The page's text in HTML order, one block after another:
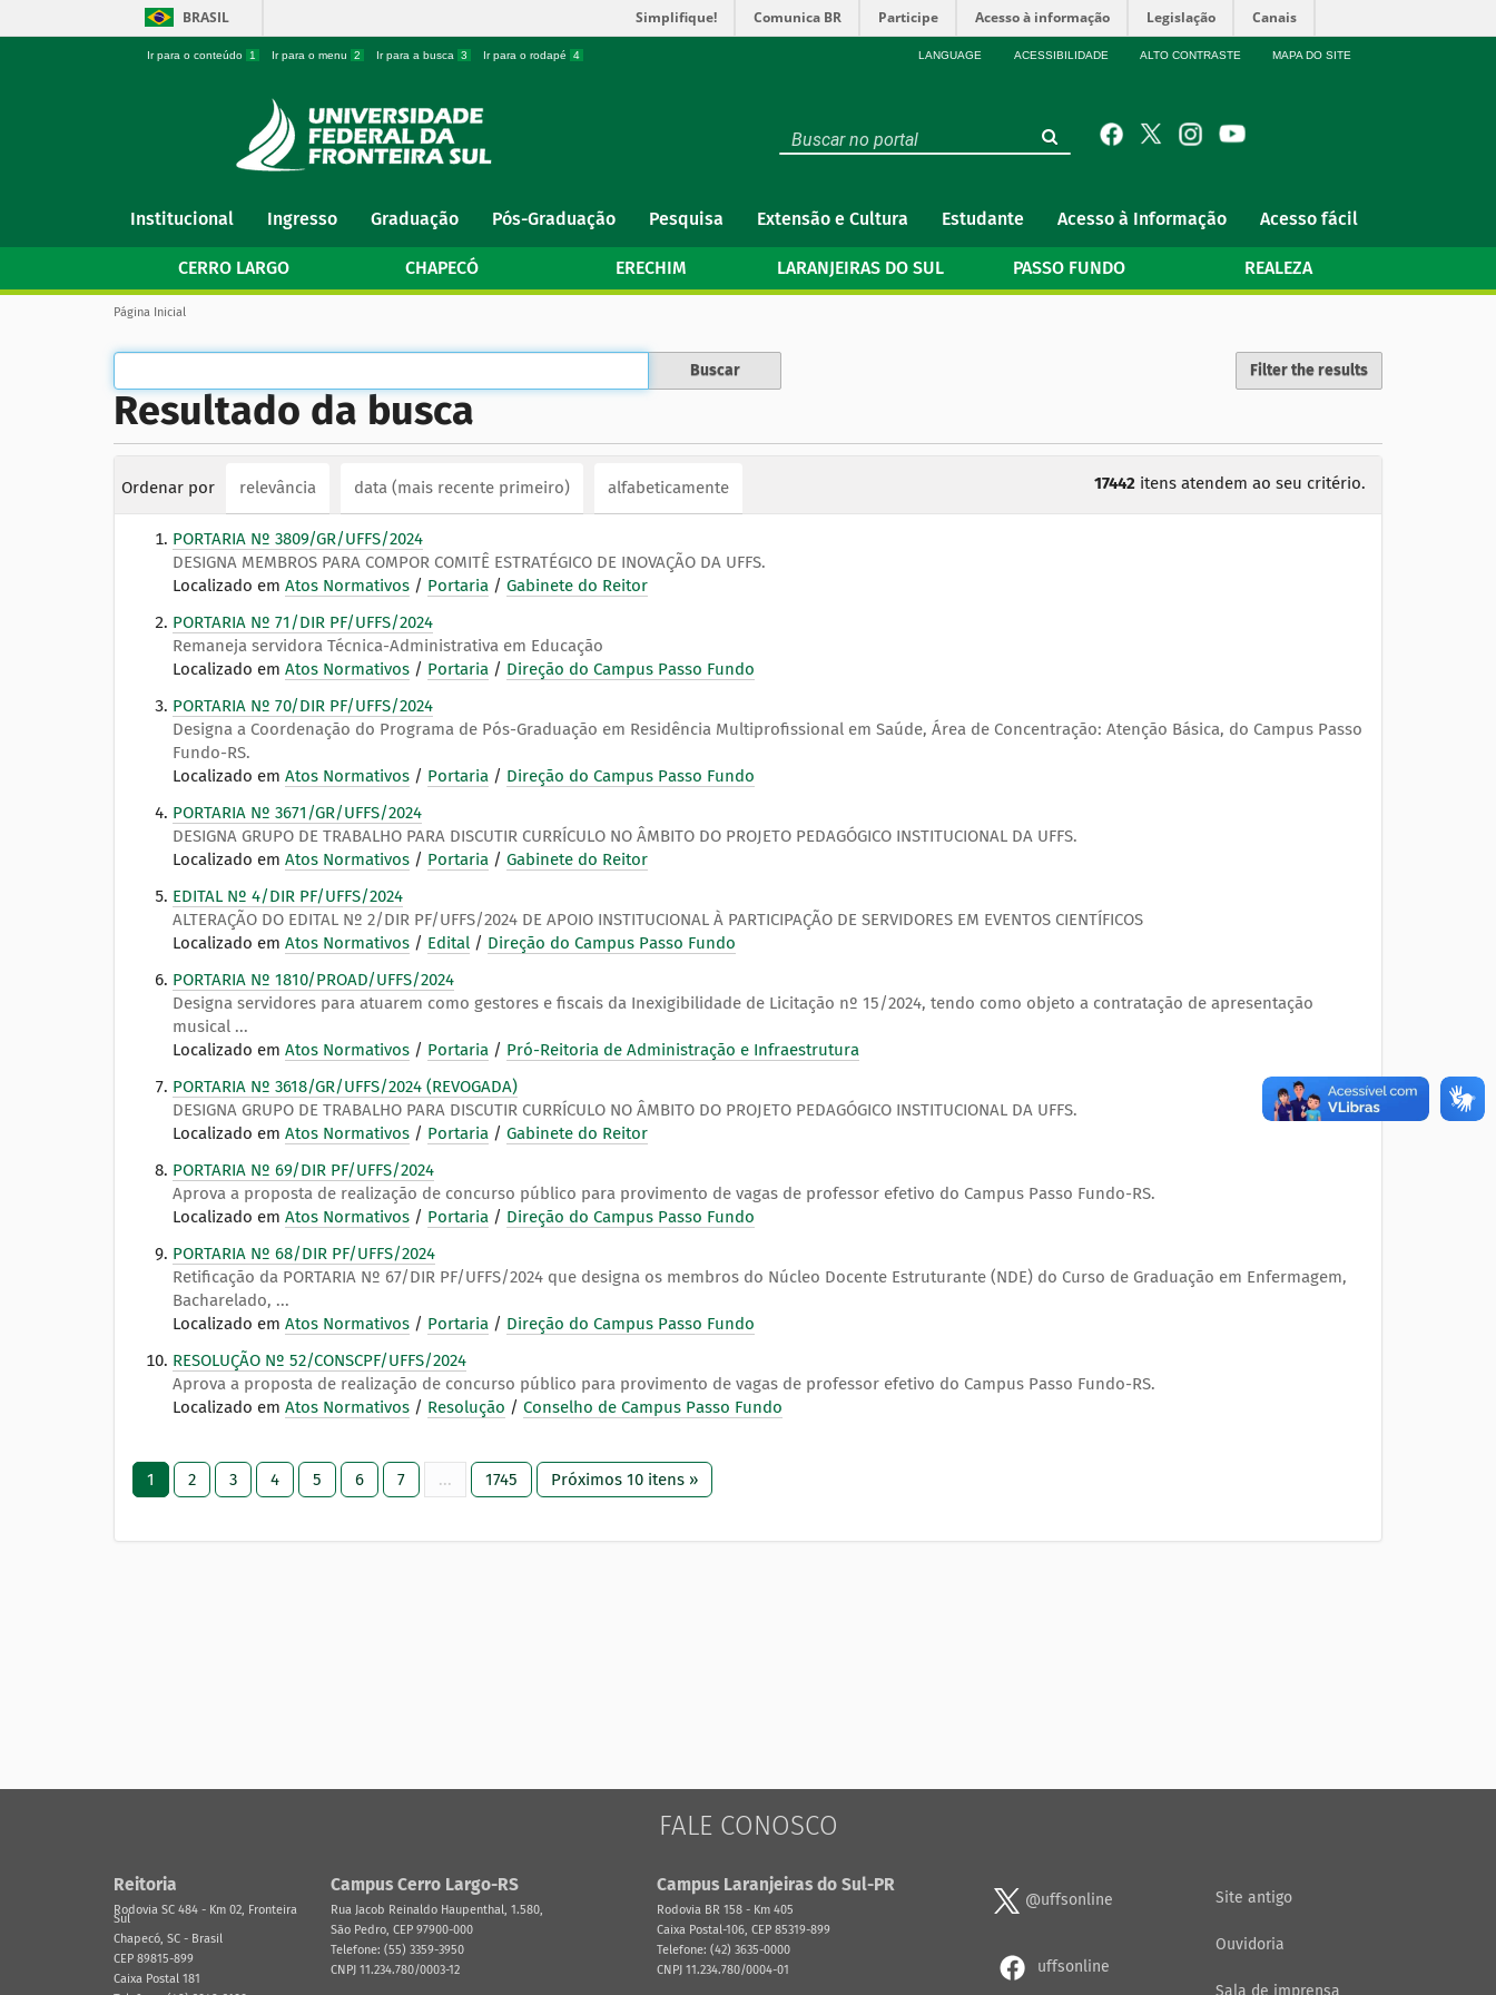
BRASIL Simplifique! Comunica BR Participe Acesso à informação Legislação Canais
Ir para o conteúdo 1 Ir para o menu 2 Ir para a busca 3 Ir para o rodapé 4 LANGUAGE ACESSIBILIDADE ALTO CONTRASTE MAPA DO SITE
v
g
Institucional Ingresso Graduação Pós-Graduação Pesquisa Extensão e Cultura Estudante Acesso à Informação Acesso fácil
CERRO LARGO CHAPECÓ ERECHIM LARANJEIRAS DO SUL PASSO FUNDO REALEZA
V
ê
s
á
a
:
Página Inicial
Filter the results
Resultado da busca
17442 itens atendem ao seu critério.
Ordenar por relevância data (mais recente primeiro) alfabeticamente
PORTARIA Nº 3809/GR/UFFS/2024
DESIGNA MEMBROS PARA COMPOR COMITÊ ESTRATÉGICO DE INOVAÇÃO DA UFFS.
Localizado em Atos Normativos / Portaria / Gabinete do Reitor
PORTARIA Nº 71/DIR PF/UFFS/2024
Remaneja servidora Técnica-Administrativa em Educação
Localizado em Atos Normativos / Portaria / Direção do Campus Passo Fundo
PORTARIA Nº 70/DIR PF/UFFS/2024
Designa a Coordenação do Programa de Pós-Graduação em Residência Multiprofissional em Saúde, Área de Concentração: Atenção Básica, do Campus Passo
Fundo-RS.
Localizado em Atos Normativos / Portaria / Direção do Campus Passo Fundo
PORTARIA Nº 3671/GR/UFFS/2024
DESIGNA GRUPO DE TRABALHO PARA DISCUTIR CURRÍCULO NO ÂMBITO DO PROJETO PEDAGÓGICO INSTITUCIONAL DA UFFS.
Localizado em Atos Normativos / Portaria / Gabinete do Reitor
EDITAL Nº 4/DIR PF/UFFS/2024
ALTERAÇÃO DO EDITAL Nº 2/DIR PF/UFFS/2024 DE APOIO INSTITUCIONAL À PARTICIPAÇÃO DE SERVIDORES EM EVENTOS CIENTÍFICOS
Localizado em Atos Normativos / Edital / Direção do Campus Passo Fundo
PORTARIA Nº 1810/PROAD/UFFS/2024
Designa servidores para atuarem como gestores e fiscais da Inexigibilidade de Licitação nº 15/2024, tendo como objeto a contratação de apresentação
musical ...
Localizado em Atos Normativos / Portaria / Pró-Reitoria de Administração e Infraestrutura
PORTARIA Nº 3618/GR/UFFS/2024 (REVOGADA)
DESIGNA GRUPO DE TRABALHO PARA DISCUTIR CURRÍCULO NO ÂMBITO DO PROJETO PEDAGÓGICO INSTITUCIONAL DA UFFS.
Localizado em Atos Normativos / Portaria / Gabinete do Reitor
PORTARIA Nº 69/DIR PF/UFFS/2024
Aprova a proposta de realização de concurso público para provimento de vagas de professor efetivo do Campus Passo Fundo-RS.
Localizado em Atos Normativos / Portaria / Direção do Campus Passo Fundo
PORTARIA Nº 68/DIR PF/UFFS/2024
Retificação da PORTARIA Nº 67/DIR PF/UFFS/2024 que designa os membros do Núcleo Docente Estruturante (NDE) do Curso de Graduação em Enfermagem,
Bacharelado, ...
Localizado em Atos Normativos / Portaria / Direção do Campus Passo Fundo
RESOLUÇÃO Nº 52/CONSCPF/UFFS/2024
Aprova a proposta de realização de concurso público para provimento de vagas de professor efetivo do Campus Passo Fundo-RS.
Localizado em Atos Normativos / Resolução / Conselho de Campus Passo Fundo
1 2 3 4 5 6 7 ... 1745 Próximos 10 itens »
FALE CONOSCO
Reitoria
Rodovia SC 484 - Km 02, Fronteira
Sul
Chapecó, SC - Brasil
CEP 89815-899
Caixa Postal 181
Campus Cerro Largo-RS
Rua Jacob Reinaldo Haupenthal, 1.580,
São Pedro, CEP 97900-000
Telefone: (55) 3359-3950
CNPJ 11.234.780/0003-12
Campus Laranjeiras do Sul-PR
Rodovia BR 158 - Km 405
Caixa Postal-106, CEP 85319-899
Telefone: (42) 3635-0000
CNPJ 11.234.780/0004-01
@uffsonline
uffsonline
Site antigo
Ouvidoria
Sala de imprensa